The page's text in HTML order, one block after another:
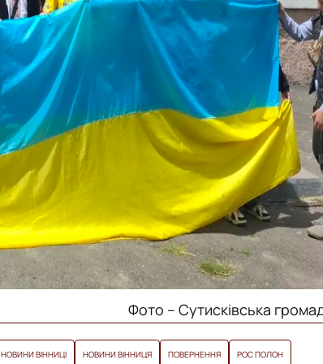
Фото – Сутисківська
НОВИНИ ВІННИЦІ НОВИНИ ВІННИЦЯ ПОВЕРНЕННЯ РОС ПОЛОН